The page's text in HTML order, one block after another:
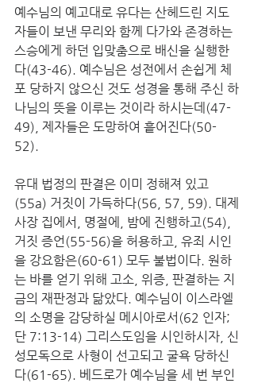
예수님의 예고대로 유다는 산헤드린 지도
자들이 보낸 무리와 함께 다가와 존경하는
스승에게 하던 입맞춤으로 배신을 실행한
다(43-46). 예수님은 성전에서 손쉽게 체
포 당하지 않으신 것도 성경을 통해 주신 하
나님의 뜻을 이루는 것이라 하시는데(47-
49), 제자들은 도망하여 흩어진다(50-
52).
유대 법정의 판결은 이미 정해져 있고
(55a) 거짓이 가득하다(56, 57, 59). 대제
사장 집에서, 명절에, 밤에 진행하고(54),
거짓 증언(55-56)을 허용하고, 유죄 시인
을 강요함은(60-61) 모두 불법이다. 원하
는 바를 얻기 위해 고소, 위증, 판결하는 지
금의 재판정과 닮았다. 예수님이 이스라엘
의 소명을 감당하실 메시아로서(62 인자;
단 7:13-14) 그리스도임을 시인하시자, 신
성모독으로 사형이 선고되고 굴욕 당하신
다(61-65). 베드로가 예수님을 세 번 부인